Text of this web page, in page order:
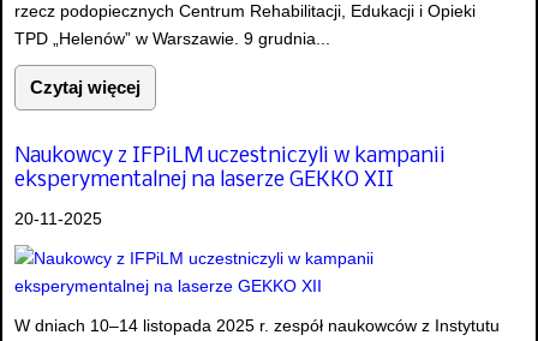
rzecz podopiecznych Centrum Rehabilitacji, Edukacji i Opieki
TPD „Helenów” w Warszawie. 9 grudnia...
Czytaj więcej
Naukowcy z IFPiLM uczestniczyli w kampanii
eksperymentalnej na laserze GEKKO XII
20-11-2025
W dniach 10–14 listopada 2025 r. zespół naukowców z Instytutu